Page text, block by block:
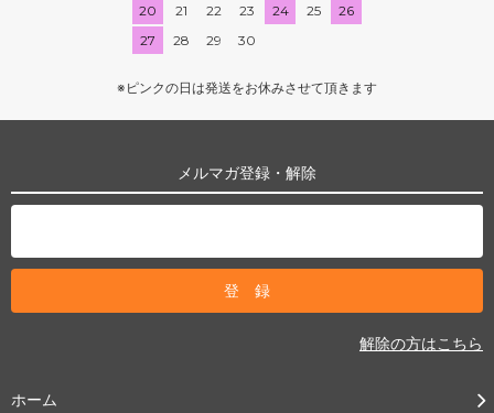
20
21 22 23 24 25
26
27
28 29 30
※ピンクの日は発送をお休みさせて頂きます
メルマガ登録・解除
解除の方はこちら
ホーム